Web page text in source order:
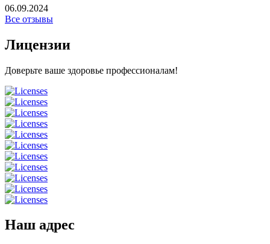
06.09.2024
Все отзывы
Лицензии
Доверьте ваше здоровье профессионалам!
Наш адрес